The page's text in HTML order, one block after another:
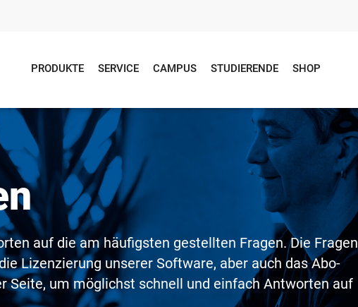
PRODUKTE SERVICE CAMPUS STUDIERENDE SHOP
auf die am häufigsten gestellten Fragen. Die Fragen
Lizenzierung unserer Software, aber auch das Abo-
Seite, um möglichst schnell und einfach Antworten auf